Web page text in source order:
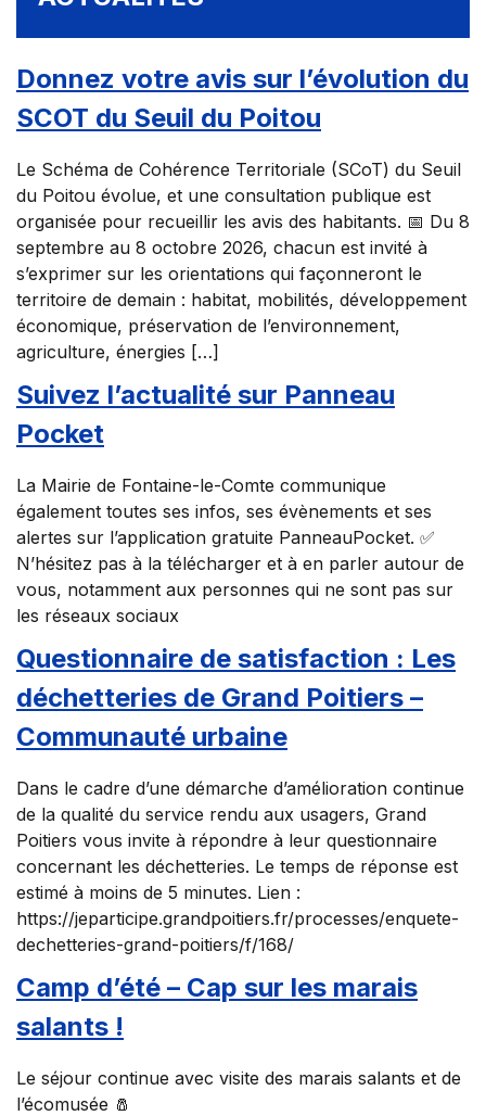
PUBLICATIONS COMMUNALES
Actualités Agenda Contact Publications communales
Donnez votre avis sur l’évolution du
SCOT du Seuil du Poitou
Le Schéma de Cohérence Territoriale (SCoT) du Seuil
du Poitou évolue, et une consultation publique est
organisée pour recueillir les avis des habitants. 📅 Du 8
septembre au 8 octobre 2026, chacun est invité à
s’exprimer sur les orientations qui façonneront le
territoire de demain : habitat, mobilités, développement
économique, préservation de l’environnement,
agriculture, énergies […]
Suivez l’actualité sur Panneau
Pocket
La Mairie de Fontaine-le-Comte communique
également toutes ses infos, ses évènements et ses
alertes sur l’application gratuite PanneauPocket. ✅
N’hésitez pas à la télécharger et à en parler autour de
vous, notamment aux personnes qui ne sont pas sur
les réseaux sociaux
Questionnaire de satisfaction : Les
déchetteries de Grand Poitiers –
Communauté urbaine
Dans le cadre d’une démarche d’amélioration continue
de la qualité du service rendu aux usagers, Grand
Poitiers vous invite à répondre à leur questionnaire
concernant les déchetteries. Le temps de réponse est
estimé à moins de 5 minutes. Lien :
https://jeparticipe.grandpoitiers.fr/processes/enquete-
dechetteries-grand-poitiers/f/168/
Camp d’été – Cap sur les marais
salants !
Le séjour continue avec visite des marais salants et de
l’écomusée 🧂